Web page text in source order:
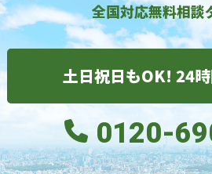
全国対応無料相談
土日祝日もOK! 24
0120-